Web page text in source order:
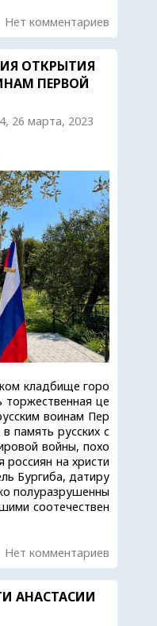
Нет комментариев
ОТКРЫТИЯ
ПЕРВОЙ
26 марта, 2023
кладбище горо
торжественная це
воинам Пер
память русских с
войны, похо
россиян на христи
Бургиба, датиру
полуразрушенны
соотечествен
Нет комментариев
АНАСТАСИИ